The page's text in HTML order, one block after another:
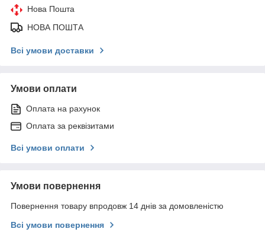
Нова Пошта
НОВА ПОШТА
Всі умови доставки
Умови оплати
Оплата на рахунок
Оплата за реквізитами
Всі умови оплати
Умови повернення
Повернення товару впродовж 14 днів за домовленістю
Всі умови повернення